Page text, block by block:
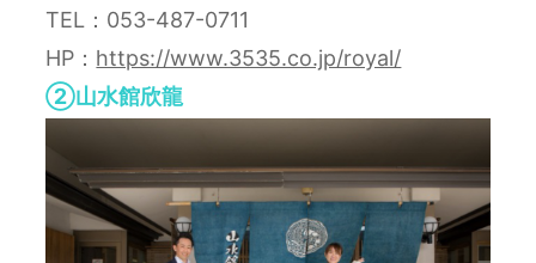
TEL：053-487-0711
HP： https://www.3535.co.jp/royal/
②山水館欣龍